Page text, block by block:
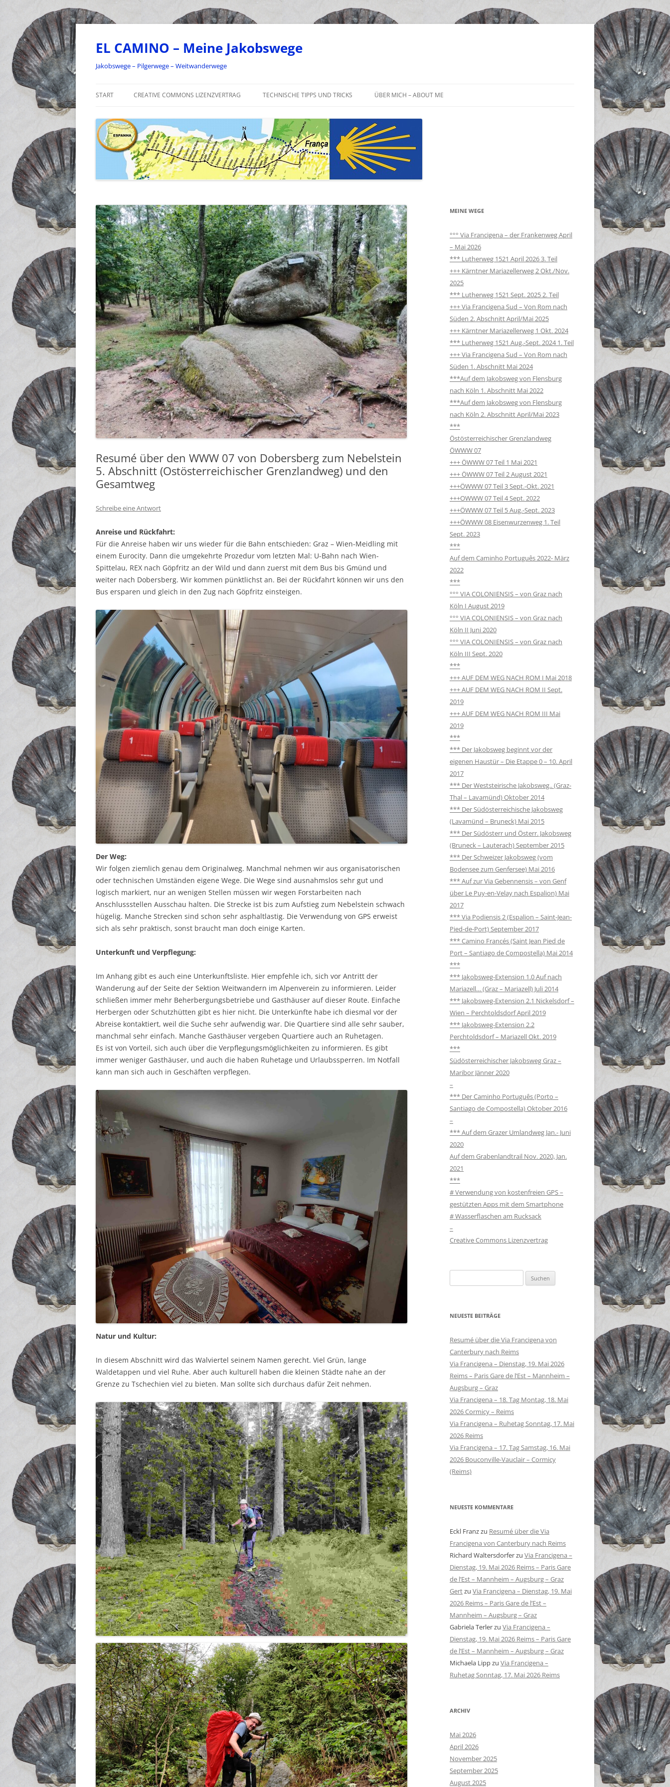
Zum
EL CAMINO – Meine Jakobswege
Jakobswege – Pilgerwege – Weitwanderwege
START CREATIVE COMMONS LIZENZVERTRAG TECHNISCHE TIPPS UND TRICKS ÜBER MICH – ABOUT ME
Resumé über den WWW 07 von Dobersberg zum Nebelstein
5. Abschnitt (Ostösterreichischer Grenzlandweg) und den
Gesamtweg
Schreibe eine Antwort
Anreise und Rückfahrt:
Für die Anreise haben wir uns wieder für die Bahn entschieden: Graz – Wien-Meidling mit
einem Eurocity. Dann die umgekehrte Prozedur vom letzten Mal: U-Bahn nach Wien-
Spittelau, REX nach Göpfritz an der Wild und dann zuerst mit dem Bus bis Gmünd und
weiter nach Dobersberg. Wir kommen pünktlichst an. Bei der Rückfahrt können wir uns den
Bus ersparen und gleich in den Zug nach Göpfritz einsteigen.
Der Weg:
Wir folgen ziemlich genau dem Originalweg. Manchmal nehmen wir aus organisatorischen
oder technischen Umständen eigene Wege. Die Wege sind ausnahmslos sehr gut und
logisch markiert, nur an wenigen Stellen müssen wir wegen Forstarbeiten nach
Anschlussstellen Ausschau halten. Die Strecke ist bis zum Aufstieg zum Nebelstein schwach
hügelig. Manche Strecken sind schon sehr asphaltlastig. Die Verwendung von GPS erweist
sich als sehr praktisch, sonst braucht man doch einige Karten.
Unterkunft und Verpflegung:
Im Anhang gibt es auch eine Unterkunftsliste. Hier empfehle ich, sich vor Antritt der
Wanderung auf der Seite der Sektion Weitwandern im Alpenverein zu informieren. Leider
schließen immer mehr Beherbergungsbetriebe und Gasthäuser auf dieser Route. Einfache
Herbergen oder Schutzhütten gibt es hier nicht. Die Unterkünfte habe ich diesmal vor der
Abreise kontaktiert, weil die Suche sehr aufwendig war. Die Quartiere sind alle sehr sauber,
manchmal sehr einfach. Manche Gasthäuser vergeben Quartiere auch an Ruhetagen.
Es ist von Vorteil, sich auch über die Verpflegungsmöglichkeiten zu informieren. Es gibt
immer weniger Gasthäuser, und auch die haben Ruhetage und Urlaubssperren. Im Notfall
kann man sich auch in Geschäften verpflegen.
Natur und Kultur:
In diesem Abschnitt wird das Walviertel seinem Namen gerecht. Viel Grün, lange
Waldetappen und viel Ruhe. Aber auch kulturell haben die kleinen Städte nahe an der
Grenze zu Tschechien viel zu bieten. Man sollte sich durchaus dafür Zeit nehmen.
MEINE WEGE
°°° Via Francigena – der Frankenweg April
– Mai 2026
*** Lutherweg 1521 April 2026 3. Teil
+++ Kärntner Mariazellerweg 2 Okt./Nov.
2025
*** Lutherweg 1521 Sept. 2025 2. Teil
+++ Via Francigena Sud – Von Rom nach
Süden 2. Abschnitt April/Mai 2025
+++ Kärntner Mariazellerweg 1 Okt. 2024
*** Lutherweg 1521 Aug.-Sept. 2024 1. Teil
+++ Via Francigena Sud – Von Rom nach
Süden 1. Abschnitt Mai 2024
***Auf dem Jakobsweg von Flensburg
nach Köln 1. Abschnitt Mai 2022
***Auf dem Jakobsweg von Flensburg
nach Köln 2. Abschnitt April/Mai 2023
***
Östösterreichischer Grenzlandweg
ÖWWW 07
+++ ÖWWW 07 Teil 1 Mai 2021
+++ ÖWWW 07 Teil 2 August 2021
+++ÖWWW 07 Teil 3 Sept.-Okt. 2021
+++OWWW 07 Teil 4 Sept. 2022
+++ÖWWW 07 Teil 5 Aug.-Sept. 2023
+++ÖWWW 08 Eisenwurzenweg 1. Teil
Sept. 2023
***
Auf dem Caminho Português 2022- März
2022
***
°°° VIA COLONIENSIS – von Graz nach
Köln I August 2019
°°° VIA COLONIENSIS – von Graz nach
Köln II Juni 2020
°°° VIA COLONIENSIS – von Graz nach
Köln III Sept. 2020
***
+++ AUF DEM WEG NACH ROM I Mai 2018
+++ AUF DEM WEG NACH ROM II Sept.
2019
+++ AUF DEM WEG NACH ROM III Mai
2019
***
*** Der Jakobsweg beginnt vor der
eigenen Haustür – Die Etappe 0 – 10. April
2017
*** Der Weststeirische Jakobsweg.. (Graz-
Thal – Lavamünd) Oktober 2014
*** Der Südösterreichische Jakobsweg
(Lavamünd – Bruneck) Mai 2015
*** Der Südösterr und Österr. Jakobsweg
(Bruneck – Lauterach) September 2015
*** Der Schweizer Jakobsweg (vom
Bodensee zum Genfersee) Mai 2016
*** Auf zur Via Gebennensis – von Genf
über Le Puy-en-Velay nach Espalion) Mai
2017
*** Via Podiensis 2 (Espalion – Saint-Jean-
Pied-de-Port) September 2017
*** Camino Francés (Saint Jean Pied de
Port – Santiago de Compostella) Mai 2014
***
*** Jakobsweg-Extension 1.0 Auf nach
Mariazell… (Graz – Mariazell) Juli 2014
*** Jakobsweg-Extension 2.1 Nickelsdorf –
Wien – Perchtoldsdorf April 2019
*** Jakobsweg-Extension 2.2
Perchtoldsdorf – Mariazell Okt. 2019
***
Südösterreichischer Jakobsweg Graz –
Maribor Jänner 2020
–
*** Der Caminho Português (Porto –
Santiago de Compostella) Oktober 2016
–
*** Auf dem Grazer Umlandweg Jan.- Juni
2020
Auf dem Grabenlandtrail Nov. 2020, Jan.
2021
***
# Verwendung von kostenfreien GPS –
gestützten Apps mit dem Smartphone
# Wasserflaschen am Rucksack
–
Creative Commons Lizenzvertrag
nach:
NEUESTE BEITRÄGE
Resumé über die Via Francigena von
Canterbury nach Reims
Via Francigena – Dienstag, 19. Mai 2026
Reims – Paris Gare de l’Est – Mannheim –
Augsburg – Graz
Via Francigena – 18. Tag Montag, 18. Mai
2026 Cormicy – Reims
Via Francigena – Ruhetag Sonntag, 17. Mai
2026 Reims
Via Francigena – 17. Tag Samstag, 16. Mai
2026 Bouconville-Vauclair – Cormicy
(Reims)
NEUESTE KOMMENTARE
Eckl Franzzu Resumé über die Via
Francigena von Canterbury nach Reims
Richard Waltersdorferzu Via Francigena –
Dienstag, 19. Mai 2026 Reims – Paris Gare
de l’Est – Mannheim – Augsburg – Graz
Gertzu Via Francigena – Dienstag, 19. Mai
2026 Reims – Paris Gare de l’Est –
Mannheim – Augsburg – Graz
Gabriela Terlerzu Via Francigena –
Dienstag, 19. Mai 2026 Reims – Paris Gare
de l’Est – Mannheim – Augsburg – Graz
Michaela Lippzu Via Francigena –
Ruhetag Sonntag, 17. Mai 2026 Reims
ARCHIV
Mai 2026
April 2026
November 2025
September 2025
August 2025